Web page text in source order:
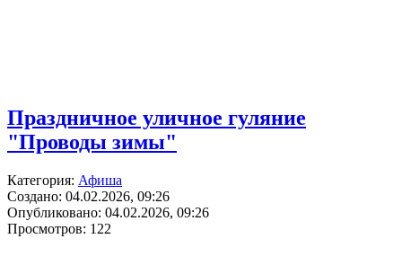
Праздничное уличное гуляние
"Проводы зимы"
Категория: Афиша
Создано: 04.02.2026, 09:26
Опубликовано: 04.02.2026, 09:26
Просмотров: 122